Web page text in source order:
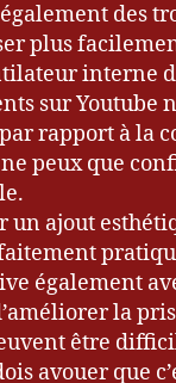
des
plus
interne
sur Youtube
rapport à la
peux que
un ajout
également
la
être
avouer que